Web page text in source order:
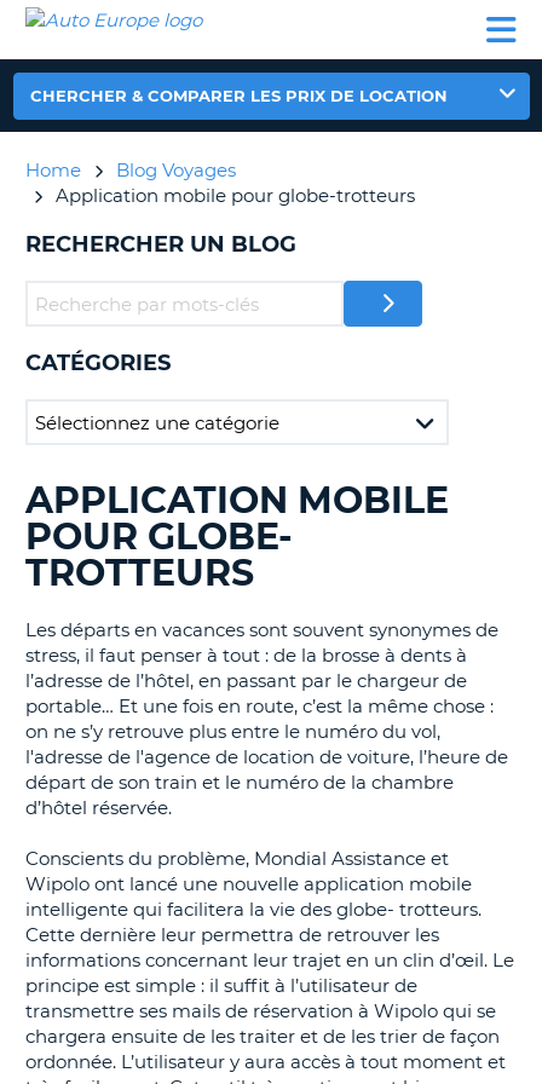
LOCATION
VOITURE
CAMPING-
CAR
CLIENT
AUTO
EUROPE
LOCATION
VOITURE
CAR
PARTENAIRES
CLIENT
COMPTE
GÉRER
MA
CHERCHER & COMPARER LES PRIX DE LOCATION
Home
Blog Voyages
Application mobile pour globe-trotteurs
RECHERCHER UN BLOG
CATÉGORIES
RECHERCHER
DES
BLOGS......
APPLICATION MOBILE
POUR GLOBE-
TROTTEURS
Les départs en vacances sont souvent synonymes de
stress, il faut penser à tout : de la brosse à dents à
l’adresse de l’hôtel, en passant par le chargeur de
portable… Et une fois en route, c’est la même chose :
on ne s’y retrouve plus entre le numéro du vol,
l'adresse de l'agence de location de voiture, l’heure de
départ de son train et le numéro de la chambre
d’hôtel réservée.
Conscients du problème, Mondial Assistance et
Wipolo ont lancé une nouvelle application mobile
intelligente qui facilitera la vie des globe- trotteurs.
Cette dernière leur permettra de retrouver les
informations concernant leur trajet en un clin d’œil. Le
principe est simple : il suffit à l’utilisateur de
transmettre ses mails de réservation à Wipolo qui se
chargera ensuite de les traiter et de les trier de façon
ordonnée. L’utilisateur y aura accès à tout moment et